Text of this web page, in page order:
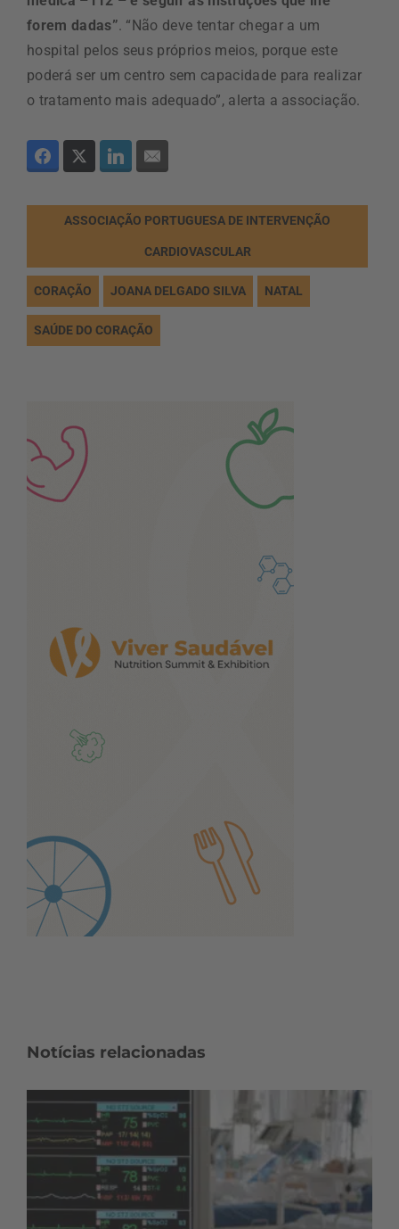
forem dadas”. “Não deve tentar chegar a um
hospital pelos seus próprios meios, porque este
poderá ser um centro sem capacidade para realizar
o tratamento mais adequado”, alerta a associação.
ASSOCIAÇÃO PORTUGUESA DE INTERVENÇÃO
CARDIOVASCULAR
CORAÇÃO JOANA DELGADO SILVA NATAL
SAÚDE DO CORAÇÃO
Notícias relacionadas